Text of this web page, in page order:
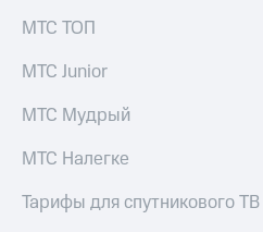
МТС ТОП
МТС Junior
МТС Мудрый
МТС Налегке
Тарифы для спутникового ТВ